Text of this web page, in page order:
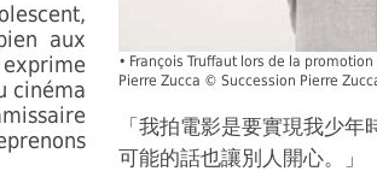
aux
cinéma
• François Truffaut lors de la
Pierre Zucca © Succession Pierre
「我拍電影是要實現我少年
可能的話也讓別人開心。」